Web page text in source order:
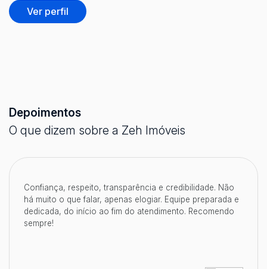
Depoimentos
O que dizem sobre a Zeh Imóveis
Confiança, respeito, transparência e credibilidade. Não
há muito o que falar, apenas elogiar. Equipe preparada e
dedicada, do início ao fim do atendimento. Recomendo
sempre!